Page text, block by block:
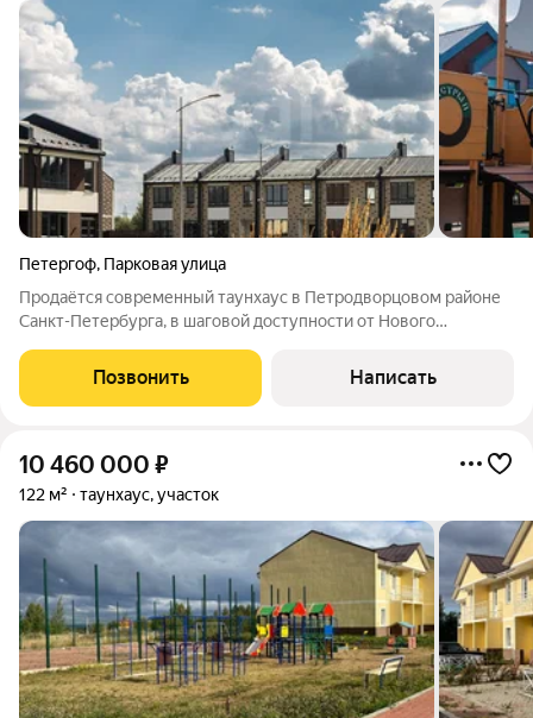
Петергоф, Парковая улица
Продаётся современный таунхаус в Петродворцовом районе
Санкт-Петербурга, в шаговой доступности от Нового
участок 2,33 сотки и парковку у дома. Комплекс выполнен в
стиле североевропейской
Позвонить Написать
10 460 000 ₽
122 м² таунхаус, участок